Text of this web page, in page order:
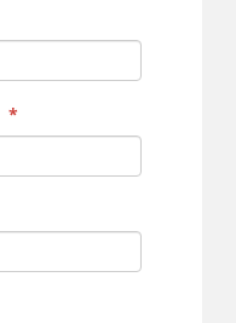
*